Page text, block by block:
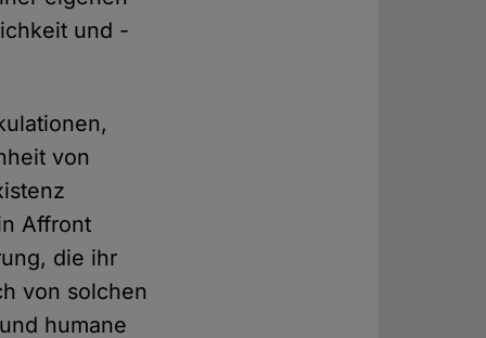
und -
von
Affront
die ihr
von solchen
humane